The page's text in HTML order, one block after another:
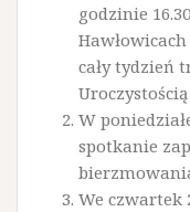
godzinie
cały tydzień
W
spotkanie
We czwartek